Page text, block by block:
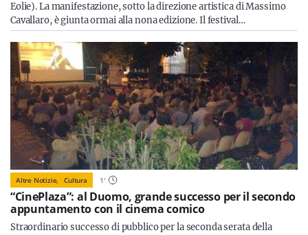
Eolie). La manifestazione, sotto la direzione artistica di Massimo
Cavallaro, è giunta ormai alla nona edizione. Il festival…
Altre Notizie, Cultura 1'
“CinePlaza”: al Duomo, grande successo per il secondo
appuntamento con il cinema comico
Straordinario successo di pubblico per la seconda serata della